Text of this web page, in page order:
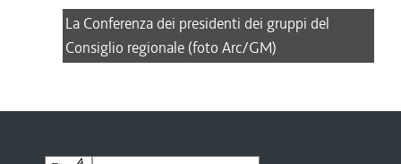
La Conferenza dei presidenti dei gruppi del
Consiglio regionale (foto Arc/GM)